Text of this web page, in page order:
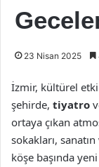
23 Nisan 2025
İzmir, kültürel
şehirde, tiyatro
ortaya çıkan
sokakları,
köşe başında